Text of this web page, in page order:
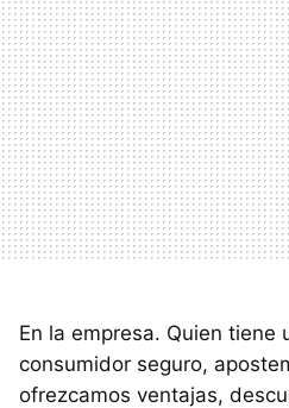
En la empresa. Quien tiene
consumidor seguro,
ofrezcamos ventajas,